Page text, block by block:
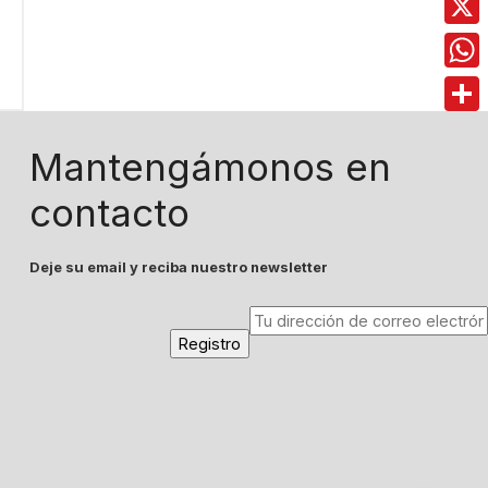
Mantengámonos en
contacto
Deje su email y reciba nuestro newsletter
X